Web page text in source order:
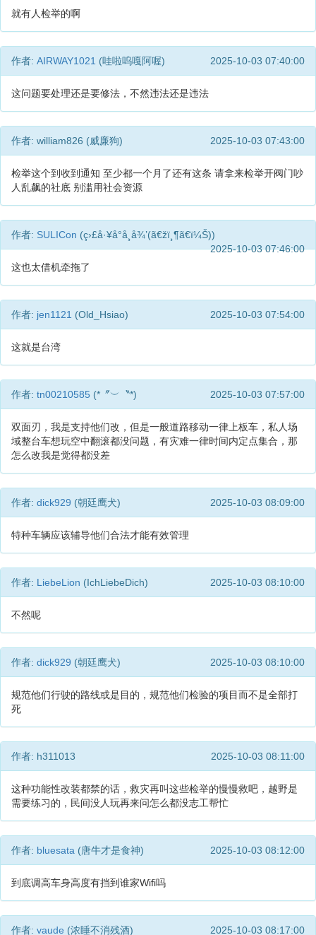
就有人检举的啊
作者: AIRWAY1021 (哇啦呜嘎阿喔) 2025-10-03 07:40:00
这问题要处理还是要修法，不然违法还是违法
作者: william826 (威廉狗) 2025-10-03 07:43:00
检举这个到收到通知 至少都一个月了还有这条 请拿来检举开阀门吵
人乱飙的社底 别滥用社会资源
作者: SULICon (ç›£å·¥å°å­¸å¾’(ã€žï¸¶ã€ï¼Š))
2025-10-03 07:46:00
这也太借机牵拖了
作者: jen1121 (Old_Hsiao) 2025-10-03 07:54:00
这就是台湾
作者: tn00210585 (*〞︶〝*) 2025-10-03 07:57:00
双面刃，我是支持他们改，但是一般道路移动一律上板车，私人场
域整台车想玩空中翻滚都没问题，有灾难一律时间内定点集合，那
怎么改我是觉得都没差
作者: dick929 (朝廷鹰犬) 2025-10-03 08:09:00
特种车辆应该辅导他们合法才能有效管理
作者: LiebeLion (IchLiebeDich) 2025-10-03 08:10:00
不然呢
作者: dick929 (朝廷鹰犬) 2025-10-03 08:10:00
规范他们行驶的路线或是目的，规范他们检验的项目而不是全部打
死
作者: h311013 2025-10-03 08:11:00
这种功能性改装都禁的话，救灾再叫这些检举的慢慢救吧，越野是
需要练习的，民间没人玩再来问怎么都没志工帮忙
作者: bluesata (唐牛才是食神) 2025-10-03 08:12:00
到底调高车身高度有挡到谁家Wifi吗
作者: vaude (浓睡不消残酒) 2025-10-03 08:17:00